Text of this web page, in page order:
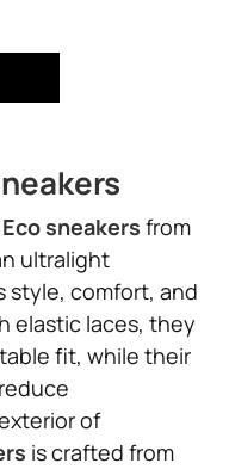
sneakers from
ultralight
comfort, and
elastic laces, they
fit, while their
of
is crafted from